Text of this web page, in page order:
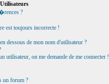
?
est toujours incorrecte !
dessous de mon nom d'utilisateur ?
utilisateur, on me demande de me connecter !
un forum ?